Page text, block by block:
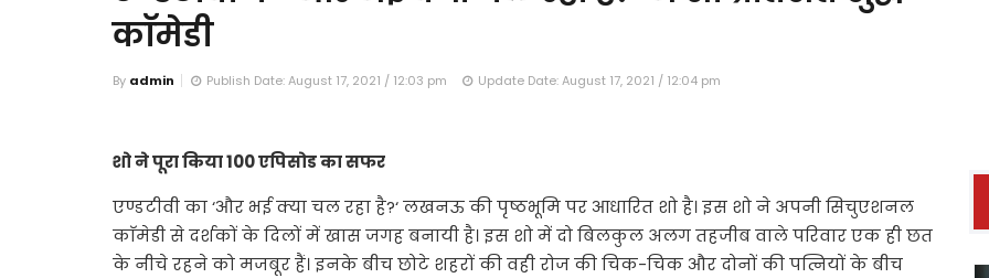
काॅमेडी
By admin Publish Date: August 17, 2021 / 12:03 pm Update Date: August 17, 2021 / 12:04 pm
शो ने पूरा किया 100 एपिसोड का सफर
एण्डटीवी का ‘और भई क्या चल रहा है?‘ लखनऊ की पृष्ठभूमि पर आधारित शो है। इस शो ने अपनी सिचुएशनल
काॅमेडी से दर्शकों के दिलों में खास जगह बनायी है। इस शो में दो बिलकुल अलग तहजीब वाले परिवार एक ही छत
के नीचे रहने को मजबूर हैं। इनके बीच छोटे शहरों की वही रोज की चिक-चिक और दोनों की पत्नियों के बीच